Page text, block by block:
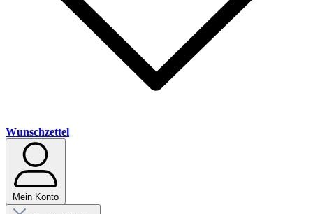
Wunschzettel
Mein Konto